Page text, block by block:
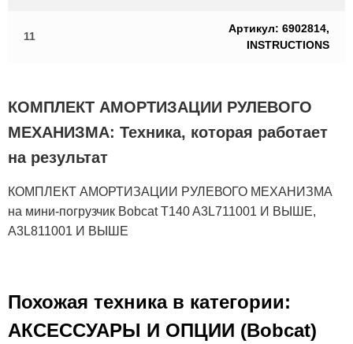
11
Артикул: 6902814,
INSTRUCTIONS
КОМПЛЕКТ АМОРТИЗАЦИИ РУЛЕВОГО
МЕХАНИЗМА: Техника, которая работает
на результат
КОМПЛЕКТ АМОРТИЗАЦИИ РУЛЕВОГО МЕХАНИЗМА
на мини-погрузчик Bobcat T140 A3L711001 И ВЫШЕ,
A3L811001 И ВЫШЕ
Похожая техника в категории:
АКСЕСCУАРЫ И ОПЦИИ (Bobcat)